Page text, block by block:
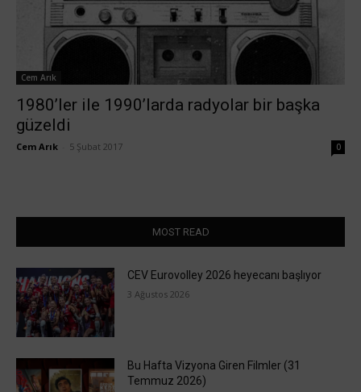
Cem Arık
1980’ler ile 1990’larda radyolar bir başka
güzeldi
Cem Arık 5 Şubat 2017 0
MOST READ
CEV Eurovolley 2026 heyecanı başlıyor
3 Ağustos 2026
Bu Hafta Vizyona Giren Filmler (31
Temmuz 2026)